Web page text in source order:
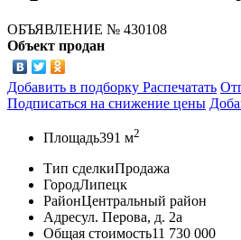
ОБЪЯВЛЕНИЕ № 430108
Объект продан
Добавить в подборку Распечатать
Подписаться на снижение цены
Площадь391 м2
Тип сделкиПродажа
ГородЛипецк
РайонЦентральный район
Адресул. Перова, д. 2а
Общая стоимость11 730 000